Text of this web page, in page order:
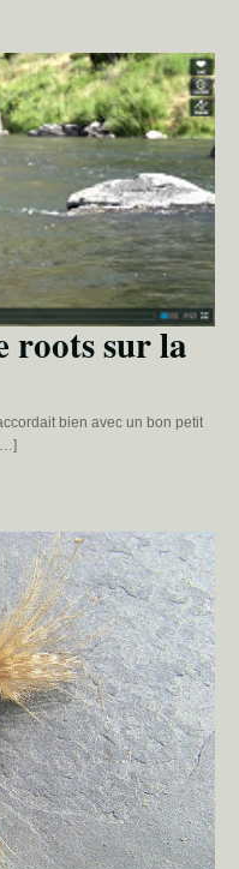
roots sur la
bien avec un bon petit